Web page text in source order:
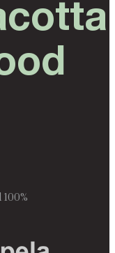
100% Handmade in Portugal